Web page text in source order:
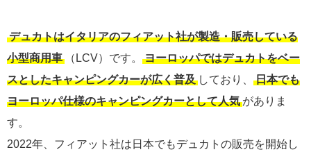
デュカトはイタリアのフィアット社が製造・販売している
小型商用車
（LCV）です。
ヨーロッパではデュカトをベー
スとしたキャンピングカーが広く普及 しており、
日本でも
ヨーロッパ仕様のキャンピングカーとして人気 がありま
す。
2022年、フィアット社は日本でもデュカトの販売を開始し